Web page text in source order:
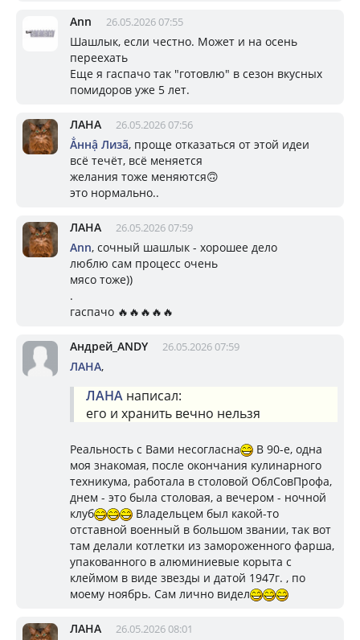
Ann 26.05.2026 07:55
Шашлык, если честно. Может и на осень
переехать
Еще я гаспачо так "готовлю" в сезон вкусных
помидоров уже 5 лет.
ЛАНА 26.05.2026 07:56
Ẳннậ Лизã, проще отказаться от этой идеи
всё течёт, всё меняется
желания тоже меняются🙃
это нормально..
ЛАНА 26.05.2026 07:59
Ann, сочный шашлык - хорошее дело
люблю сам процесс очень
мясо тоже))
.
гаспачо 🔥🔥🔥🔥🔥
Андрей_ANDY 26.05.2026 07:59
ЛАНА,
ЛАНА написал:
его и хранить вечно нельзя
Реальность с Вами несогласна
В 90-е, одна
моя знакомая, после окончания кулинарного
техникума, работала в столовой ОблСовПрофа,
днем - это была столовая, а вечером - ночной
клуб
Владельцем был какой-то
отставной военный в большом звании, так вот
там делали котлетки из замороженного фарша,
упакованного в алюминиевые корыта с
клеймом в виде звезды и датой 1947г. , по
моему ноябрь. Сам лично видел
ЛАНА 26.05.2026 08:01